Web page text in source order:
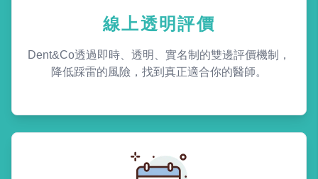
線上透明評價
Dent&Co透過即時、透明、實名制的雙邊評價機制，
降低踩雷的風險，找到真正適合你的醫師。